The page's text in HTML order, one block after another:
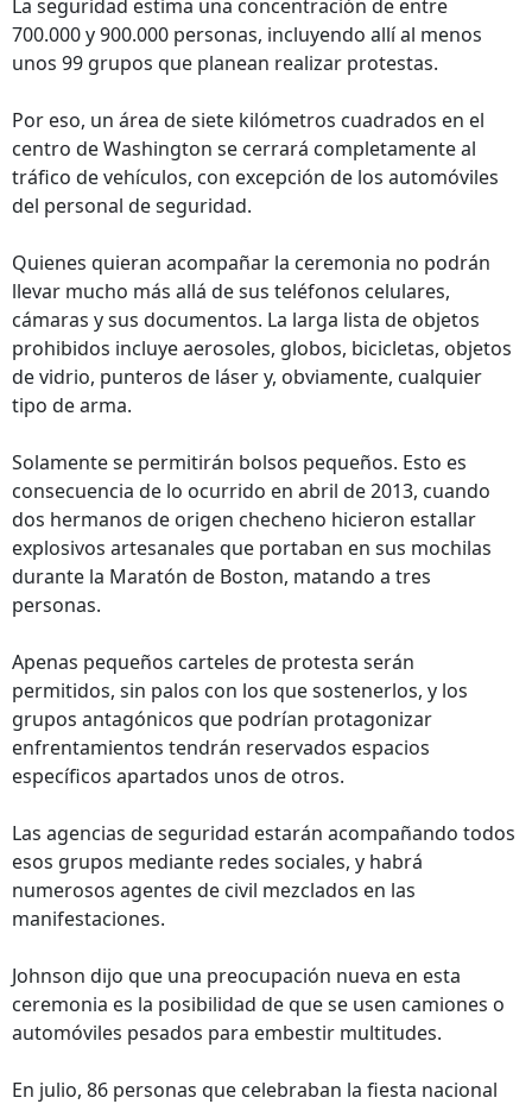
La seguridad estima una concentración de entre
700.000 y 900.000 personas, incluyendo allí al menos
unos 99 grupos que planean realizar protestas.
Por eso, un área de siete kilómetros cuadrados en el
centro de Washington se cerrará completamente al
tráfico de vehículos, con excepción de los automóviles
del personal de seguridad.
Quienes quieran acompañar la ceremonia no podrán
llevar mucho más allá de sus teléfonos celulares,
cámaras y sus documentos. La larga lista de objetos
prohibidos incluye aerosoles, globos, bicicletas, objetos
de vidrio, punteros de láser y, obviamente, cualquier
tipo de arma.
Solamente se permitirán bolsos pequeños. Esto es
consecuencia de lo ocurrido en abril de 2013, cuando
dos hermanos de origen checheno hicieron estallar
explosivos artesanales que portaban en sus mochilas
durante la Maratón de Boston, matando a tres
personas.
Apenas pequeños carteles de protesta serán
permitidos, sin palos con los que sostenerlos, y los
grupos antagónicos que podrían protagonizar
enfrentamientos tendrán reservados espacios
específicos apartados unos de otros.
Las agencias de seguridad estarán acompañando todos
esos grupos mediante redes sociales, y habrá
numerosos agentes de civil mezclados en las
manifestaciones.
Johnson dijo que una preocupación nueva en esta
ceremonia es la posibilidad de que se usen camiones o
automóviles pesados para embestir multitudes.
En julio, 86 personas que celebraban la fiesta nacional